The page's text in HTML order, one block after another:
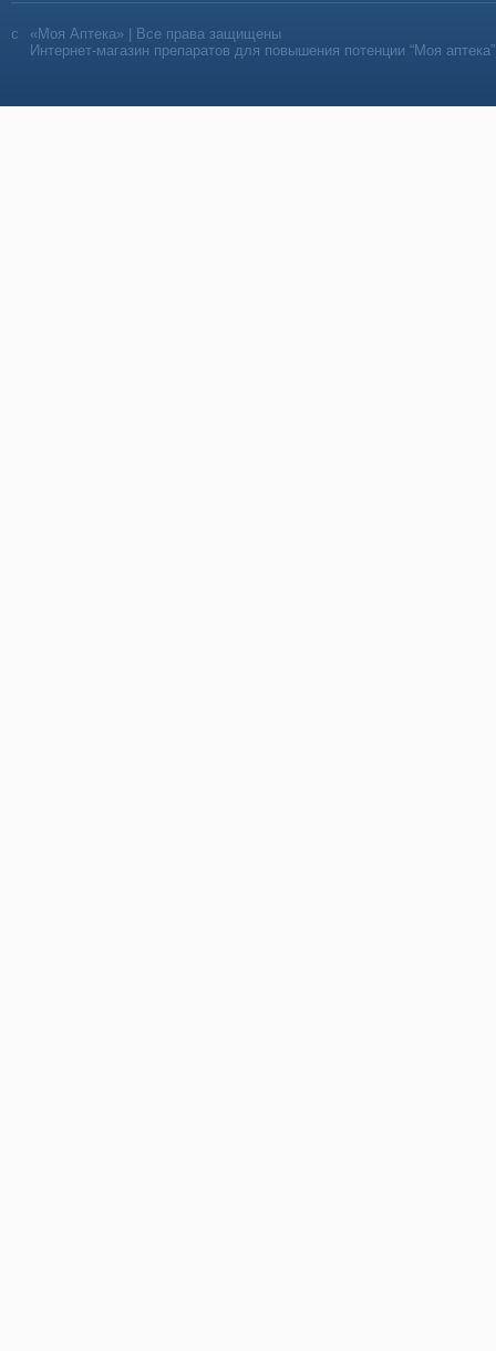
«Моя Аптека» | Все права защищены
Интернет-магазин препаратов для повышения потенции “Моя